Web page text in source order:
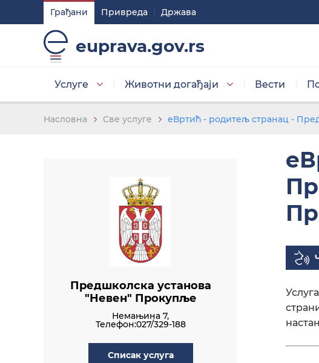
Грађани Привреда Држава
euprava.gov.rs
Услуге Животни догађаји Вести
Подешавaња
Изаберите стил приказа слова
Основна тема
Насловна Све услуге еВртић - родитељ странац -
Предшколска установа
"Невен" Прокупље
Немањина 7,
Телефон:027/329-188
Списак услуга